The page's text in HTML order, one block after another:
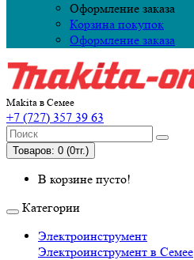
Оформление заказа
Корзина покупок
Оформление заказа
Makita в Семее
+7 (727) 357 39 63
Товаров: 0 (0тг.)
В корзине пусто!
Категории
Электроинструмент
Электроинструмент в Семее